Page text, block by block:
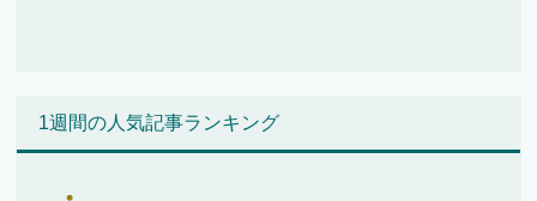
1週間の人気記事ランキング